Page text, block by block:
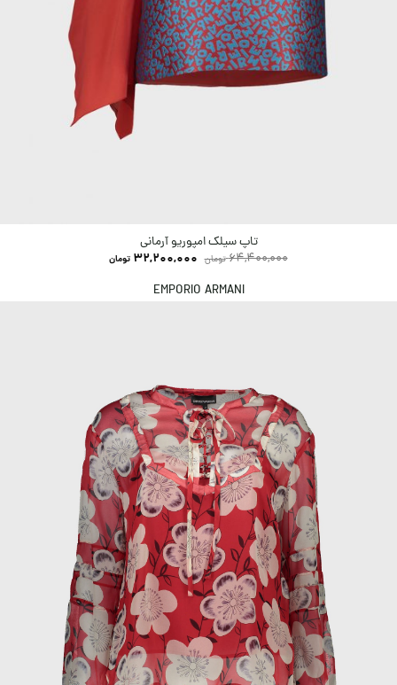
تاپ سیلک امپوریو آرمانی
64,400,000 تومان 32,200,000 تومان
EMPORIO ARMANI